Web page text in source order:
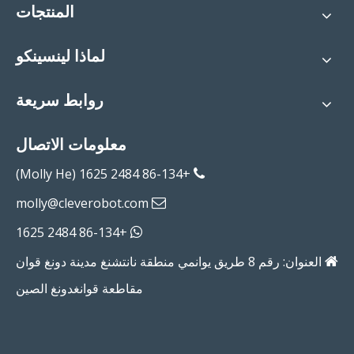
المنتجات
لماذا لينسينكو
روابط سريعة
معلومات الاتصال

+86-134 2484 1625 (Molly He)

molly@cleverobot.com

+86-134 2484 1625

العنوان: رقم 8 طريق يوانمي منطقة نانتشنغ مدينة دونغ قوان
مقاطعة قوانغدونغ الصين